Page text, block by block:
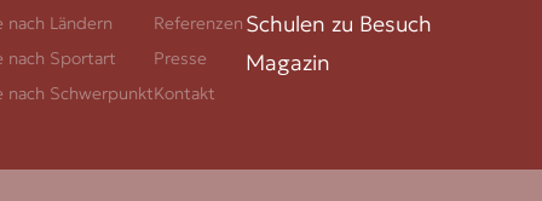
nach Ländern
nach Sportart
nach Schwerpunkt
Referenzen
Presse
Kontakt
Schulen zu Besuch
Magazin